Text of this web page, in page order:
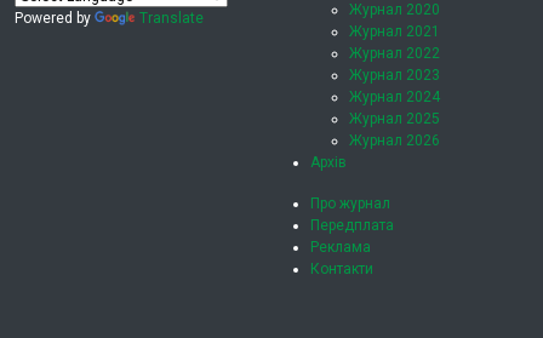
Powered by Translate
Журнал 2020
Журнал 2021
Журнал 2022
Журнал 2023
Журнал 2024
Журнал 2025
Журнал 2026
Архів
Про журнал
Передплата
Реклама
Контакти